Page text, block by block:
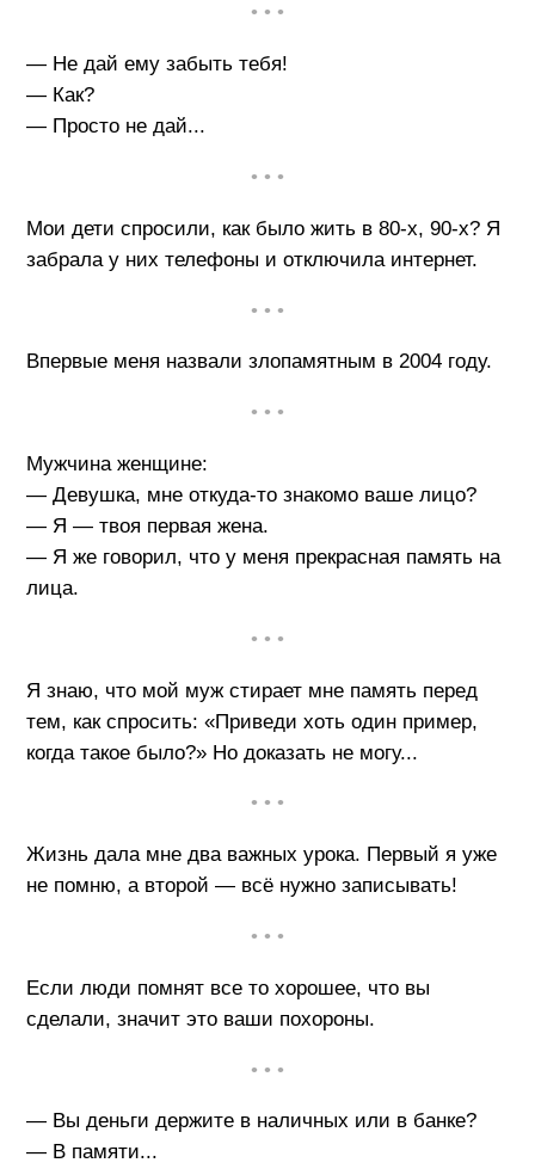
• • •
— Не дай ему забыть тебя!
— Как?
— Просто не дай...
• • •
Мои дети спросили, как было жить в 80-х, 90-х? Я
забрала у них телефоны и отключила интернет.
• • •
Впервые меня назвали злопамятным в 2004 году.
• • •
Мужчина женщине:
— Девушка, мне откуда-то знакомо ваше лицо?
— Я — твоя первая жена.
— Я же говорил, что у меня прекрасная память на
лица.
• • •
Я знаю, что мой муж стирает мне память перед
тем, как спросить: «Приведи хоть один пример,
когда такое было?» Но доказать не могу...
• • •
Жизнь дала мне два важных урока. Первый я уже
не помню, а второй — всё нужно записывать!
• • •
Если люди помнят все то хорошее, что вы
сделали, значит это ваши похороны.
• • •
— Вы деньги держите в наличных или в банке?
— В памяти...